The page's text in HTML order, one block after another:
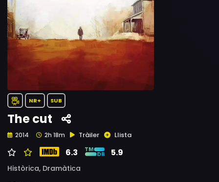
NR+ SUB
The cut
2014 2h 18m Tràiler Llista
6.3 5.9
Històrica, Dramàtica